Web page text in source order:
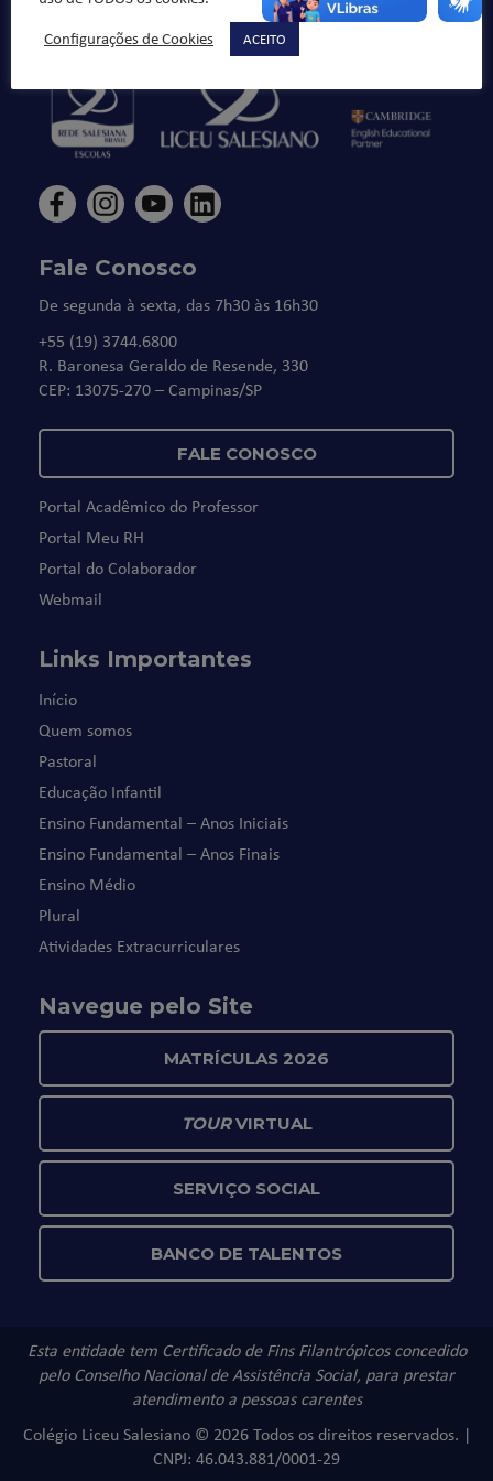
honestos cidadãos”.
Fale Conosco
De segunda à sexta, das 7h30 às 16h30
+55 (19) 3744.6800
R. Baronesa Geraldo de Resende, 330
CEP: 13075-270 – Campinas/SP
FALE CONOSCO
Portal Acadêmico do Professor
Portal Meu RH
Portal do Colaborador
Webmail
Links Importantes
Início
Quem somos
Pastoral
Educação Infantil
Ensino Fundamental – Anos Iniciais
Ensino Fundamental – Anos Finais
Ensino Médio
Plural
Atividades Extracurriculares
Navegue pelo Site
MATRÍCULAS 2026
TOURVIRTUAL
SERVIÇO SOCIAL
BANCO DE TALENTOS
Esta entidade tem Certificado de Fins Filantrópicos concedido
pelo Conselho Nacional de Assistência Social, para prestar
atendimento a pessoas carentes
Colégio Liceu Salesiano © 2026 Todos os direitos reservados. |
CNPJ: 46.043.881/0001-29
Configurações de Cookies
ACEITO